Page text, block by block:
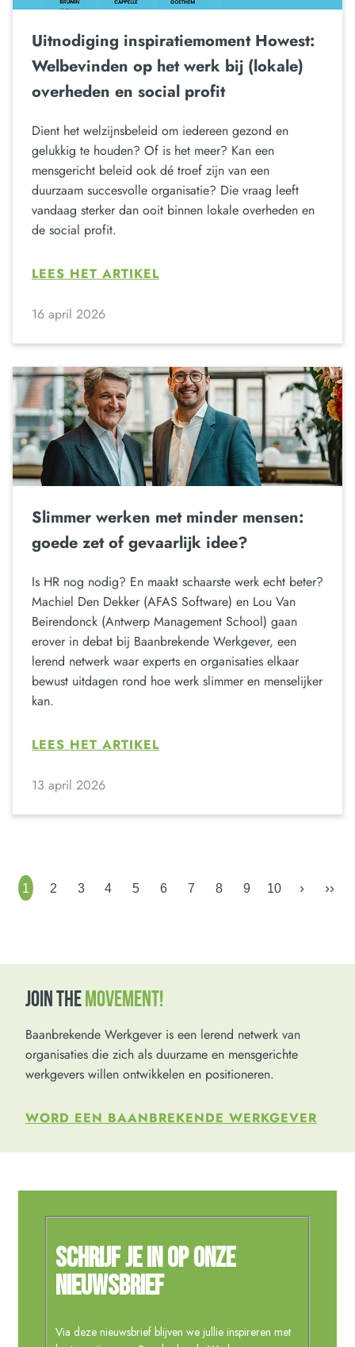
Uitnodiging inspiratiemoment Howest:
Welbevinden op het werk bij (lokale)
overheden en social profit
Dient het welzijnsbeleid om iedereen gezond en
gelukkig te houden? Of is het meer? Kan een
mensgericht beleid ook dé troef zijn van een
duurzaam succesvolle organisatie? Die vraag leeft
vandaag sterker dan ooit binnen lokale overheden en
de social profit.
LEES HET ARTIKEL
16 april 2026
Slimmer werken met minder mensen:
goede zet of gevaarlijk idee?
Is HR nog nodig? En maakt schaarste werk echt beter?
Machiel Den Dekker (AFAS Software) en Lou Van
Beirendonck (Antwerp Management School) gaan
erover in debat bij Baanbrekende Werkgever, een
lerend netwerk waar experts en organisaties elkaar
bewust uitdagen rond hoe werk slimmer en menselijker
kan.
LEES HET ARTIKEL
13 april 2026
1 2 3 4 5 6 7 8 9 10 › ››
JOIN THEMOVEMENT!
Baanbrekende Werkgever is een lerend netwerk van
organisaties die zich als duurzame en mensgerichte
werkgevers willen ontwikkelen en positioneren.
WORD EEN BAANBREKENDE WERKGEVER